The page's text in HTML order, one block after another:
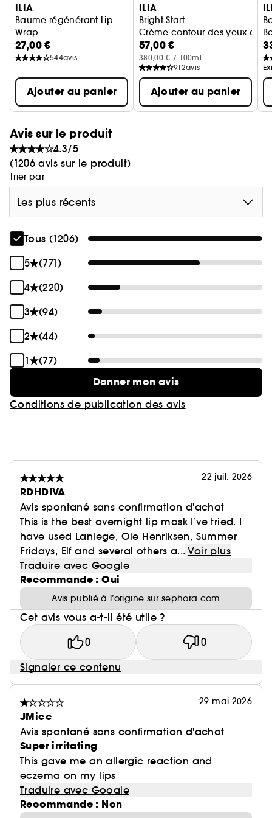
ILIA
Baume régénérant Lip
Wrap
Baume à lèvres
27,00 €
544avis
Ajouter au panier
ILIA
Bright Start
Crème contour des yeux
57,00 €
380,00 € / 100ml
912avis
Ajouter au panier
Avis sur le produit
4.3/5
(1206 avis sur le produit)
Trier par
Les plus récents
Tous (1206)
5
(771)
4
(220)
3
(94)
2
(44)
1
(77)
Donner mon avis
Conditions de publication des avis
22 juil. 2026
RDHDIVA
Avis spontané sans confirmation d'achat
This is the best overnight lip mask I’ve tried. I
have used Laniege, Ole Henriksen, Summer
Fridays, Elf and several others a... Voir plus
Traduire avec Google
Recommande : Oui
Avis publié à l’origine sur sephora.com
Cet avis vous a-t-il été utile ?
0 0
Signaler ce contenu
29 mai 2026
JMicc
Avis spontané sans confirmation d'achat
Super irritating
This gave me an allergic reaction and
eczema on my lips
Traduire avec Google
Recommande : Non